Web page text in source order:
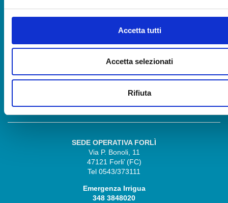
Accetta tutti
Accetta selezionati
Rifiuta
SEDE AMM.VA RAVENNA
Via Angelo Mariani, 26
Tel 0544/249811
Emergenza Irrigua
348 3848030
SEDE OPERATIVA FORLÌ
Via P. Bonoli, 11
47121 Forli’ (FC)
Tel 0543/373111
Emergenza Irrigua
348 3848020